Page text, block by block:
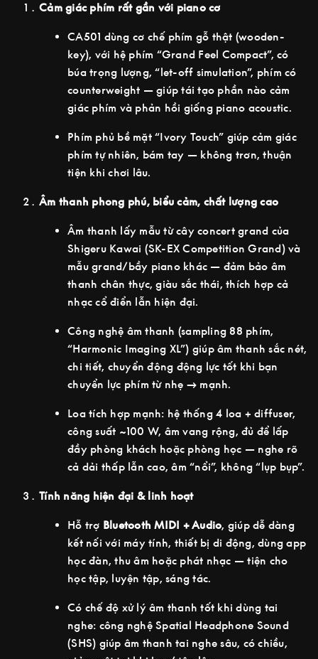
Cảm giác phím rất gần với piano cơ
CA501 dùng cơ chế phím gỗ thật (wooden-
key), với hệ phím “Grand Feel Compact”, có
búa trọng lượng, “let-off simulation”, phím có
counterweight — giúp tái tạo phần nào cảm
giác phím và phản hồi giống piano acoustic.
Phím phủ bề mặt “Ivory Touch” giúp cảm giác
phím tự nhiên, bám tay — không trơn, thuận
tiện khi chơi lâu.
Âm thanh phong phú, biểu cảm, chất lượng cao
Âm thanh lấy mẫu từ cây concert grand của
Shigeru Kawai (SK-EX Competition Grand) và
mẫu grand/bầy piano khác — đảm bảo âm
thanh chân thực, giàu sắc thái, thích hợp cả
nhạc cổ điển lẫn hiện đại.
Công nghệ âm thanh (sampling 88 phím,
“Harmonic Imaging XL”) giúp âm thanh sắc nét,
chi tiết, chuyển động động lực tốt khi bạn
chuyển lực phím từ nhẹ → mạnh.
Loa tích hợp mạnh: hệ thống 4 loa + diffuser,
công suất ~100 W, âm vang rộng, đủ để lấp
đầy phòng khách hoặc phòng học — nghe rõ
cả dải thấp lẫn cao, âm “nổi”, không “lụp bụp”.
Tính năng hiện đại & linh hoạt
Hỗ trợ Bluetooth MIDI + Audio, giúp dễ dàng
kết nối với máy tính, thiết bị di động, dùng app
học đàn, thu âm hoặc phát nhạc — tiện cho
học tập, luyện tập, sáng tác.
Có chế độ xử lý âm thanh tốt khi dùng tai
nghe: công nghệ Spatial Headphone Sound
(SHS) giúp âm thanh tai nghe sâu, có chiều,